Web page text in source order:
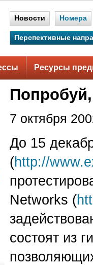
Новости Номера
Перспективные
Ресурсы
7 октября
До 15
(http://
Networks (
состоят из